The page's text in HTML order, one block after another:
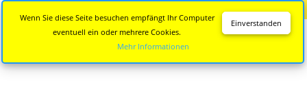
Einverstanden
Wenn Sie diese Seite besuchen empfängt Ihr Computer
eventuell ein oder mehrere Cookies.
Mehr Informationen